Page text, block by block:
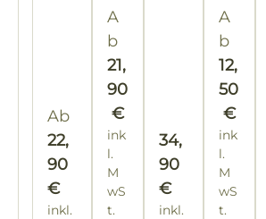
itu
ngs
stär
ke
Regulärer Preis:
Ab
22,
90
€
inkl.
on
al
Regulärer Preis:
A
b
21,
90
€
ink
l.
M
wS
t.
Regulärer
34,
90
€
inkl.
et
Fo
r
mi
va
r
g
A
b
12,
50
€
ink
l.
M
wS
t.